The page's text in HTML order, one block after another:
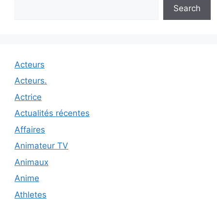
Search
Acteurs
Acteurs.
Actrice
Actualités récentes
Affaires
Animateur TV
Animaux
Anime
Athletes